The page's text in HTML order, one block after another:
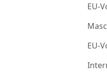
EU-
EU-